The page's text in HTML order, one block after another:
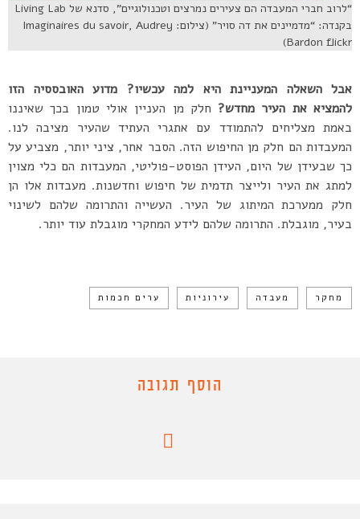
“לרוב חברי המעבדה הם צעירים נמרצים וטכנולוגיים”, סדנא של Living Lab
בקנדה: “מדמיינים את דה סויר” (צילום: Imaginaires du savoir, Audrey
Bardon flickr)
אבל השאלה המעניינת היא למה עכשיו? מדוע האובססיה הזו
להמציא את העיר מחדש? חלק מן העניין אולי טמון בכך שאיננו
באמת מצליחים להתמודד עם אתגרי העתיד שהעיר מציבה לנו.
המעבדות הם חלק מן החיפוש הזה. הסבר אחר, ציני יותר, מצביע על
כך שבעידן של היום, העידן הפוסט-פוליטי, המעבדות הם כלי מצוין
למתג את העיר ולייצר תדמית של חיפוש וחדשנות. מעבדות אלו הן
חלק ממערכת המיתוג של העיר. העשייה והתרומה שלהם לשינוי
בעיר, מוגבלת. התרומה שלהם לידע המחקרי מוגבלת עוד יותר.
מחקר מעבדה עירוניות ערים חכמות
הוסף תגובה